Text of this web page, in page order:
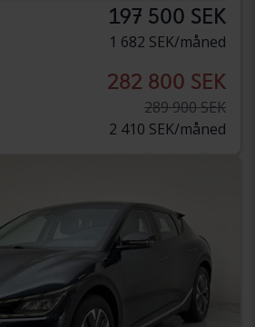
197 500 SEK
1 682 SEK/måned
282 800 SEK
289 900 SEK
2 410 SEK/måned